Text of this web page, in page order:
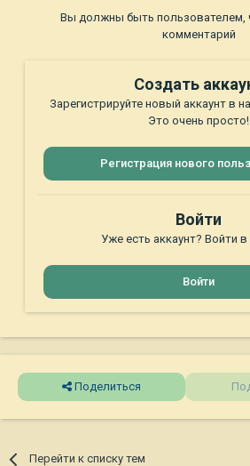
Вы должны быть пользователем,
комментарий
Создать
Зарегистрируйте новый аккаунт в
Это очень просто!
Регистрация нового
Войти
Уже есть аккаунт? Войти в
Войти
Поделиться
Перейти к списку тем